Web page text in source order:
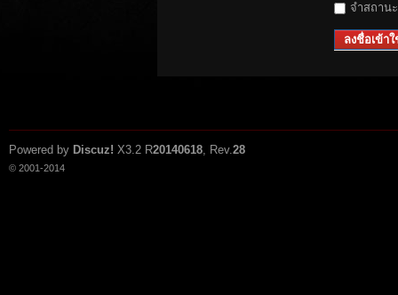
จำสถาน
ลงชื่อเข้าใ
Powered by Discuz! X3.2 R20140618, Rev.28
© 2001-2014